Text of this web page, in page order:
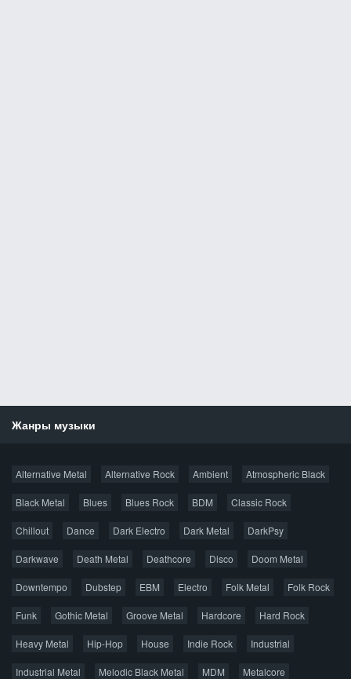
Жанры музыки
Alternative Metal Alternative Rock Ambient Atmospheric Black
Black Metal Blues Blues Rock BDM Classic Rock
Chillout Dance Dark Electro Dark Metal DarkPsy
Darkwave Death Metal Deathcore Disco Doom Metal
Downtempo Dubstep EBM Electro Folk Metal Folk Rock
Funk Gothic Metal Groove Metal Hardcore Hard Rock
Heavy Metal Hip-Hop House Indie Rock Industrial
Industrial Metal Melodic Black Metal MDM Metalcore
Новые раздачи
Популярное за сутки
Главная Поиск по сайту
Карта сайта
Джаз
Метал Поп Рэп Рок Шансон